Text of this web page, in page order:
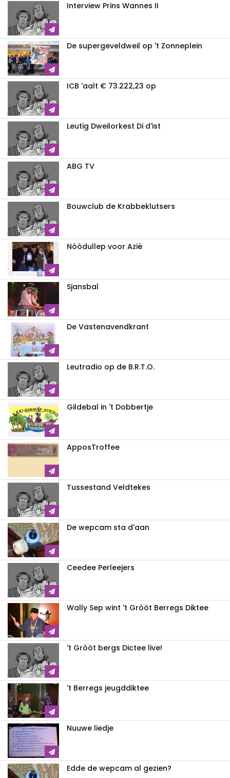
Interview Prins Wannes II
De supergeveldweil op 't Zonneplein
ICB 'aalt € 73.222,23 op
Leutig Dweilorkest Di d'ist
ABG TV
Bouwclub de Krabbeklutsers
Nòòdullep voor Azië
Sjansbal
De Vastenavendkrant
Leutradio op de B.R.T.O.
Gildebal in 't Dobbertje
ApposTroffee
Tussestand Veldtekes
De wepcam sta d'aan
Ceedee Perleejers
Wally Sep wint 't Gròòt Berregs Diktee
't Gròòt bergs Dictee live!
't Berregs jeugddiktee
Nuuwe liedje
Edde de wepcam al gezien?